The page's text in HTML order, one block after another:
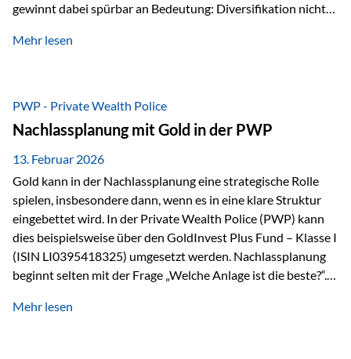
gewinnt dabei spürbar an Bedeutung: Diversifikation nicht
Wer Vermögen ausschließlich in einem Rechtsraum
Liechtenstein eine Rolle spielen: außerhalb der EU, ohne
Euro, mit einem eigenständigen Rechts- und Finanzplatz.
Und genau an dieser Stelle setzt der 3-Zellenschutz an –…
Mehr lesen
PWP - Private Wealth Police
Nachlassplanung mit Gold in der PWP
13. Februar 2026
Gold kann in der Nachlassplanung eine strategische Rolle
spielen, insbesondere dann, wenn es in eine klare Struktur
eingebettet wird. In der Private Wealth Police (PWP) kann
dies beispielsweise über den GoldInvest Plus Fund – Klasse I
(ISIN LI0395418325) umgesetzt werden. Nachlassplanung
beginnt selten mit der Frage „Welche Anlage ist die beste?“.
was bekommen – wann – und in welcher Struktur?Und vor
Mehr lesen